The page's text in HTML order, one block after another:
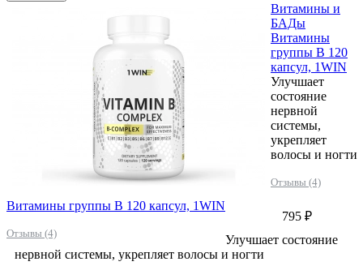
Витамины группы B 120 капсул, 1WIN
Отзывы (4)
Витамины и
БАДы
Витамины
группы B 120
капсул, 1WIN
Улучшает
состояние
нервной
системы,
укрепляет
волосы и ногти
Отзывы (4)
795 ₽
Улучшает состояние
нервной системы, укрепляет волосы и ногти